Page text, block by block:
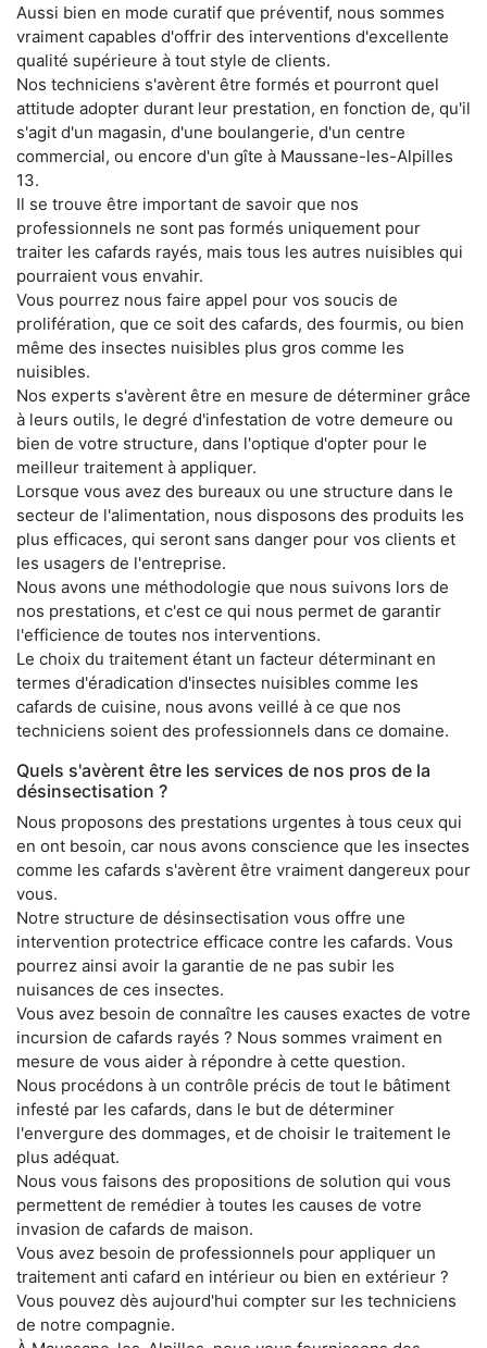
Aussi bien en mode curatif que préventif, nous sommes
vraiment capables d'offrir des interventions d'excellente
qualité supérieure à tout style de clients.
Nos techniciens s'avèrent être formés et pourront quel
attitude adopter durant leur prestation, en fonction de, qu'il
s'agit d'un magasin, d'une boulangerie, d'un centre
commercial, ou encore d'un gîte à Maussane-les-Alpilles
13.
Il se trouve être important de savoir que nos
professionnels ne sont pas formés uniquement pour
traiter les cafards rayés, mais tous les autres nuisibles qui
pourraient vous envahir.
Vous pourrez nous faire appel pour vos soucis de
prolifération, que ce soit des cafards, des fourmis, ou bien
même des insectes nuisibles plus gros comme les
nuisibles.
Nos experts s'avèrent être en mesure de déterminer grâce
à leurs outils, le degré d'infestation de votre demeure ou
bien de votre structure, dans l'optique d'opter pour le
meilleur traitement à appliquer.
Lorsque vous avez des bureaux ou une structure dans le
secteur de l'alimentation, nous disposons des produits les
plus efficaces, qui seront sans danger pour vos clients et
les usagers de l'entreprise.
Nous avons une méthodologie que nous suivons lors de
nos prestations, et c'est ce qui nous permet de garantir
l'efficience de toutes nos interventions.
Le choix du traitement étant un facteur déterminant en
termes d'éradication d'insectes nuisibles comme les
cafards de cuisine, nous avons veillé à ce que nos
techniciens soient des professionnels dans ce domaine.
Quels s'avèrent être les services de nos pros de la
désinsectisation ?
Nous proposons des prestations urgentes à tous ceux qui
en ont besoin, car nous avons conscience que les insectes
comme les cafards s'avèrent être vraiment dangereux pour
vous.
Notre structure de désinsectisation vous offre une
intervention protectrice efficace contre les cafards. Vous
pourrez ainsi avoir la garantie de ne pas subir les
nuisances de ces insectes.
Vous avez besoin de connaître les causes exactes de votre
incursion de cafards rayés ? Nous sommes vraiment en
mesure de vous aider à répondre à cette question.
Nous procédons à un contrôle précis de tout le bâtiment
infesté par les cafards, dans le but de déterminer
l'envergure des dommages, et de choisir le traitement le
plus adéquat.
Nous vous faisons des propositions de solution qui vous
permettent de remédier à toutes les causes de votre
invasion de cafards de maison.
Vous avez besoin de professionnels pour appliquer un
traitement anti cafard en intérieur ou bien en extérieur ?
Vous pouvez dès aujourd'hui compter sur les techniciens
de notre compagnie.